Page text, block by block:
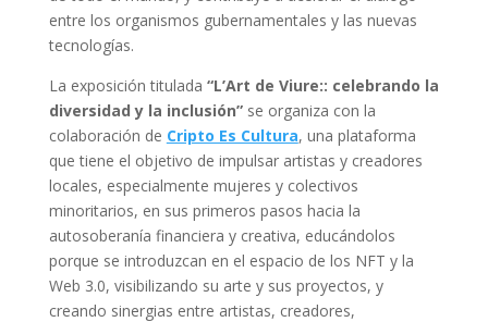
entre los organismos gubernamentales y las nuevas
tecnologías.
La exposición titulada “L’Art de Viure:: celebrando la
diversidad y la inclusión”se organiza con la
colaboración de Cripto Es Cultura, una plataforma
que tiene el objetivo de impulsar artistas y creadores
locales, especialmente mujeres y colectivos
minoritarios, en sus primeros pasos hacia la
autosoberanía financiera y creativa, educándolos
porque se introduzcan en el espacio de los NFT y la
Web 3.0, visibilizando su arte y sus proyectos, y
creando sinergias entre artistas, creadores,